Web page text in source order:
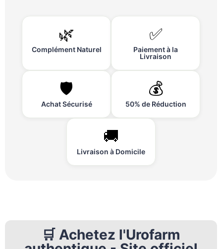
🌿
Complément Naturel
✅
Paiement à la
Livraison
🛡️
Achat Sécurisé
💰
50% de Réduction
🚚
Livraison à Domicile
🛒 Achetez l'Urofarm